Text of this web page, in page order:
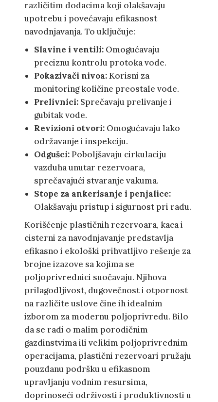
različitim dodacima koji olakšavaju
upotrebu i povećavaju efikasnost
navodnjavanja. To uključuje:
Slavine i ventili: Omogućavaju
preciznu kontrolu protoka vode.
Pokazivači nivoa:Korisni za
monitoring količine preostale vode.
Prelivnici: Sprečavaju prelivanje i
gubitak vode.
Revizioni otvori: Omogućavaju lako
održavanje i inspekciju.
Odgušci:Poboljšavaju cirkulaciju
vazduha unutar rezervoara,
sprečavajući stvaranje vakuma.
Stope za ankerisanje i penjalice:
Olakšavaju pristup i sigurnost pri radu.
Korišćenje plastičnih rezervoara, kaca i
cisterni za navodnjavanje predstavlja
efikasno i ekološki prihvatljivo rešenje za
brojne izazove sa kojima se
poljoprivrednici suočavaju. Njihova
prilagodljivost, dugovečnost i otpornost
na različite uslove čine ih idealnim
izborom za modernu poljoprivredu. Bilo
da se radi o malim porodičnim
gazdinstvima ili velikim poljoprivrednim
operacijama, plastični rezervoari pružaju
pouzdanu podršku u efikasnom
upravljanju vodnim resursima,
doprinoseći održivosti i produktivnosti u